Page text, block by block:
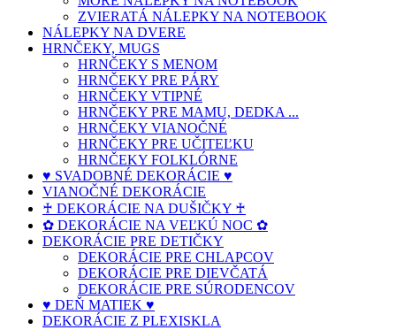
ZVIERATÁ NÁLEPKY NA NOTEBOOK
NÁLEPKY NA DVERE
HRNČEKY, MUGS
HRNČEKY S MENOM
HRNČEKY PRE PÁRY
HRNČEKY VTIPNÉ
HRNČEKY PRE MAMU, DEDKA ...
HRNČEKY VIANOČNÉ
HRNČEKY PRE UČITEĽKU
HRNČEKY FOLKLÓRNE
♥ SVADOBNÉ DEKORÁCIE ♥
VIANOČNÉ DEKORÁCIE
♰ DEKORÁCIE NA DUŠIČKY ♰
✿ DEKORÁCIE NA VEĽKÚ NOC ✿
DEKORÁCIE PRE DETIČKY
DEKORÁCIE PRE CHLAPCOV
DEKORÁCIE PRE DIEVČATÁ
DEKORÁCIE PRE SÚRODENCOV
♥ DEŇ MATIEK ♥
DEKORÁCIE Z PLEXISKLA